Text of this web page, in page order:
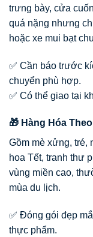
trưng bày, cửa
quá nặng nhưng
hoặc xe mui bạt
✅ Cần báo trước
chuyển phù hợp.
✅ Có thể giao tại
🎁 Hàng Hóa
Gồm mè xửng, tré,
hoa Tết, tranh thư
vùng miền cao,
mùa du lịch.
✅ Đóng gói đẹp
thực phẩm.